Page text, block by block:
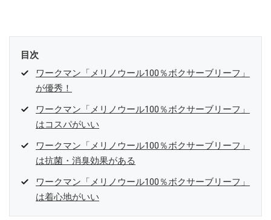
目次
ワークマン「メリノウール100％ボクサーブリーフ」
が優秀！
ワークマン「メリノウール100％ボクサーブリーフ」
はコスパがいい
ワークマン「メリノウール100％ボクサーブリーフ」
は抗菌・消臭効果がある
ワークマン「メリノウール100％ボクサーブリーフ」
は着心地がいい